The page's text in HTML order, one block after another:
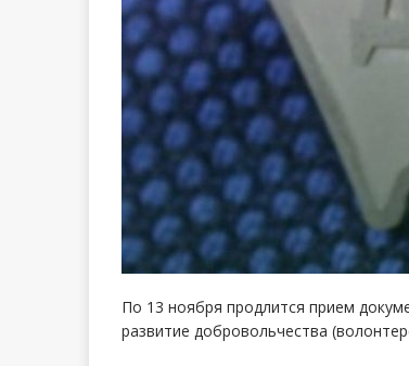
По 13 ноября продлится прием
развитие добровольчества